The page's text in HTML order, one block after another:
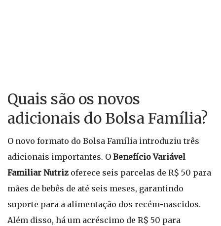
Quais são os novos
adicionais do Bolsa Família?
O novo formato do Bolsa Família introduziu três
adicionais importantes. O Benefício Variável
Familiar Nutriz oferece seis parcelas de R$ 50 para
mães de bebês de até seis meses, garantindo
suporte para a alimentação dos recém-nascidos.
Além disso, há um acréscimo de R$ 50 para